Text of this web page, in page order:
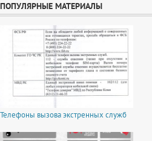
ПОПУЛЯРНЫЕ МАТЕРИАЛЫ
Телефоны вызова экстренных служб